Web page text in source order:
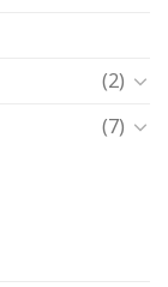
(2)
(7)